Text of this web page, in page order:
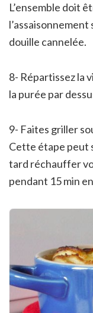
L’ensemble doit
l’assaisonnement
douille cannelée.
8- Répartissez la
la purée par
9- Faites griller
Cette étape peut
tard réchauffer
pendant 15 min